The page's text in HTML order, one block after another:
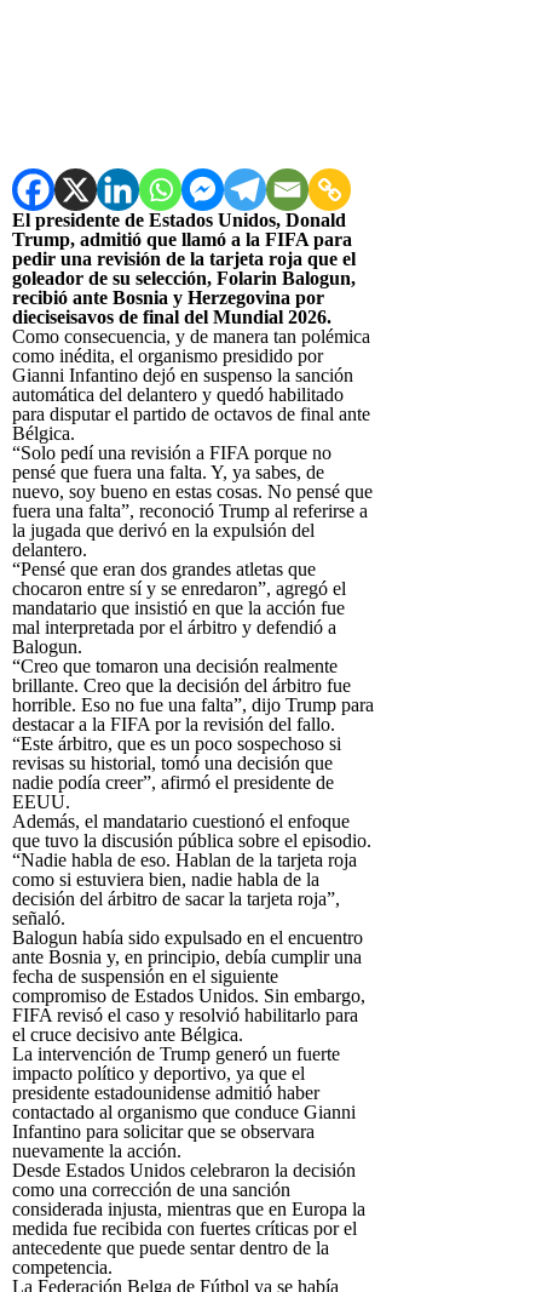
El presidente de Estados Unidos, Donald
Trump, admitió que llamó a la FIFA para
pedir una revisión de la tarjeta roja que el
goleador de su selección, Folarin Balogun,
recibió ante Bosnia y Herzegovina por
dieciseisavos de final del Mundial 2026.
Como consecuencia, y de manera tan polémica
como inédita, el organismo presidido por
Gianni Infantino dejó en suspenso la sanción
automática del delantero y quedó habilitado
para disputar el partido de octavos de final ante
Bélgica.
“Solo pedí una revisión a FIFA porque no
pensé que fuera una falta. Y, ya sabes, de
nuevo, soy bueno en estas cosas. No pensé que
fuera una falta”, reconoció Trump al referirse a
la jugada que derivó en la expulsión del
delantero.
“Pensé que eran dos grandes atletas que
chocaron entre sí y se enredaron”, agregó el
mandatario que insistió en que la acción fue
mal interpretada por el árbitro y defendió a
Balogun.
“Creo que tomaron una decisión realmente
brillante. Creo que la decisión del árbitro fue
horrible. Eso no fue una falta”, dijo Trump para
destacar a la FIFA por la revisión del fallo.
“Este árbitro, que es un poco sospechoso si
revisas su historial, tomó una decisión que
nadie podía creer”, afirmó el presidente de
EEUU.
Además, el mandatario cuestionó el enfoque
que tuvo la discusión pública sobre el episodio.
“Nadie habla de eso. Hablan de la tarjeta roja
como si estuviera bien, nadie habla de la
decisión del árbitro de sacar la tarjeta roja”,
señaló.
Balogun había sido expulsado en el encuentro
ante Bosnia y, en principio, debía cumplir una
fecha de suspensión en el siguiente
compromiso de Estados Unidos. Sin embargo,
FIFA revisó el caso y resolvió habilitarlo para
el cruce decisivo ante Bélgica.
La intervención de Trump generó un fuerte
impacto político y deportivo, ya que el
presidente estadounidense admitió haber
contactado al organismo que conduce Gianni
Infantino para solicitar que se observara
nuevamente la acción.
Desde Estados Unidos celebraron la decisión
como una corrección de una sanción
considerada injusta, mientras que en Europa la
medida fue recibida con fuertes críticas por el
antecedente que puede sentar dentro de la
competencia.
La Federación Belga de Fútbol ya se había